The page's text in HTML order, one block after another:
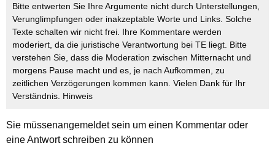
Bitte entwerten Sie Ihre Argumente nicht durch Unterstellungen,
Verunglimpfungen oder inakzeptable Worte und Links. Solche
Texte schalten wir nicht frei. Ihre Kommentare werden
moderiert, da die juristische Verantwortung bei TE liegt. Bitte
verstehen Sie, dass die Moderation zwischen Mitternacht und
morgens Pause macht und es, je nach Aufkommen, zu
zeitlichen Verzögerungen kommen kann. Vielen Dank für Ihr
Verständnis. Hinweis
Sie müssenangemeldetsein um einen Kommentar oder
eine Antwort schreiben zu können